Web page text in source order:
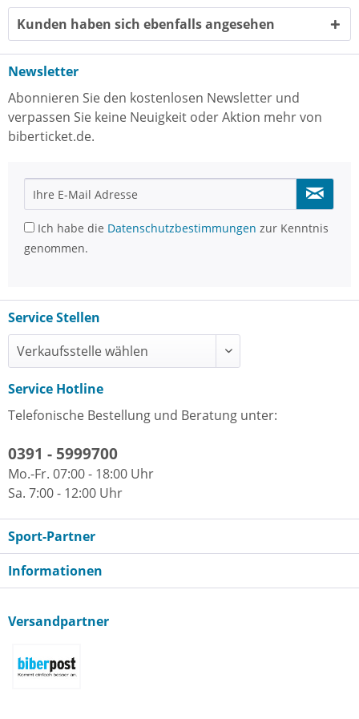
Kunden haben sich ebenfalls angesehen
Newsletter
Abonnieren Sie den kostenlosen Newsletter und
verpassen Sie keine Neuigkeit oder Aktion mehr von
biberticket.de.
Ich habe die Datenschutzbestimmungen zur Kenntnis
genommen.
Service Stellen
Service Hotline
Telefonische Bestellung und Beratung unter:
0391 - 5999700
Mo.-Fr. 07:00 - 18:00 Uhr
Sa. 7:00 - 12:00 Uhr
Sport-Partner
Informationen
Versandpartner